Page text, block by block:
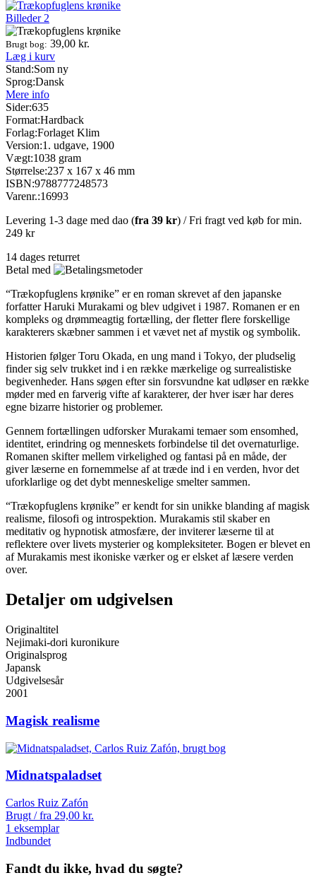
Billeder 2
Brugt bog: 39,00 kr.
Læg i kurv
Stand:Som ny
Sprog:Dansk
Mere info
Sider:635
Format:Hardback
Forlag:Forlaget Klim
Version:1. udgave, 1900
Vægt:1038 gram
Størrelse:237 x 167 x 46 mm
ISBN:9788777248573
Varenr.:16993
Levering 1-3 dage med dao (fra 39 kr) / Fri fragt ved køb for min.
249 kr
14 dages returret
Betal med
“Trækopfuglens krønike” er en roman skrevet af den japanske
forfatter Haruki Murakami og blev udgivet i 1987. Romanen er en
kompleks og drømmeagtig fortælling, der fletter flere forskellige
karakterers skæbner sammen i et vævet net af mystik og symbolik.
Historien følger Toru Okada, en ung mand i Tokyo, der pludselig
finder sig selv trukket ind i en række mærkelige og surrealistiske
begivenheder. Hans søgen efter sin forsvundne kat udløser en række
møder med en farverig vifte af karakterer, der hver især har deres
egne bizarre historier og problemer.
Gennem fortællingen udforsker Murakami temaer som ensomhed,
identitet, erindring og menneskets forbindelse til det overnaturlige.
Romanen skifter mellem virkelighed og fantasi på en måde, der
giver læserne en fornemmelse af at træde ind i en verden, hvor det
uforklarlige og det dybt menneskelige smelter sammen.
“Trækopfuglens krønike” er kendt for sin unikke blanding af magisk
realisme, filosofi og introspektion. Murakamis stil skaber en
meditativ og hypnotisk atmosfære, der inviterer læserne til at
reflektere over livets mysterier og kompleksiteter. Bogen er blevet en
af Murakamis mest ikoniske værker og er elsket af læsere verden
over.
Detaljer om udgivelsen
Originaltitel
Nejimaki-dori kuronikure
Originalsprog
Japansk
Udgivelsesår
2001
Magisk realisme
Midnatspaladset
Carlos Ruiz Zafón
Brugt / fra 29,00 kr.
1 eksemplar
Indbundet
Fandt du ikke, hvad du søgte?